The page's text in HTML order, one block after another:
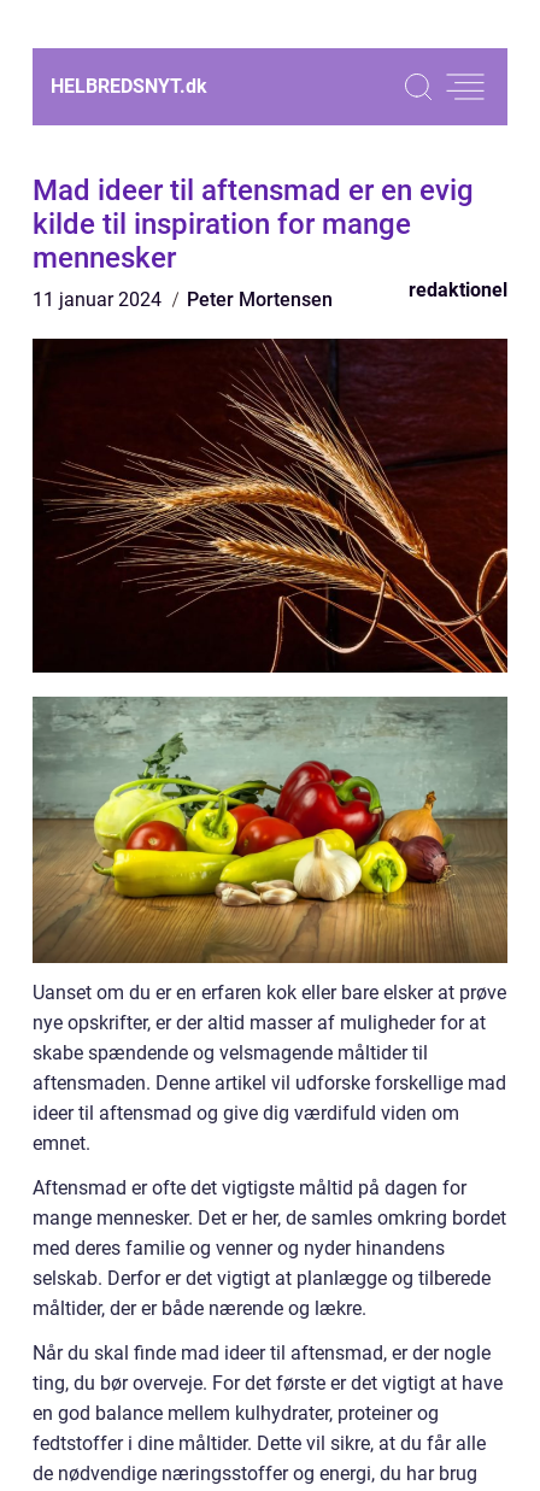
HELBREDSNYT.dk
Mad ideer til aftensmad er en evig
kilde til inspiration for mange
mennesker
11 januar 2024 Peter Mortensen redaktionel
Uanset om du er en erfaren kok eller bare elsker at prøve
nye opskrifter, er der altid masser af muligheder for at
skabe spændende og velsmagende måltider til
aftensmaden. Denne artikel vil udforske forskellige mad
ideer til aftensmad og give dig værdifuld viden om
emnet.
Aftensmad er ofte det vigtigste måltid på dagen for
mange mennesker. Det er her, de samles omkring bordet
med deres familie og venner og nyder hinandens
selskab. Derfor er det vigtigt at planlægge og tilberede
måltider, der er både nærende og lækre.
Når du skal finde mad ideer til aftensmad, er der nogle
ting, du bør overveje. For det første er det vigtigt at have
en god balance mellem kulhydrater, proteiner og
fedtstoffer i dine måltider. Dette vil sikre, at du får alle
de nødvendige næringsstoffer og energi, du har brug